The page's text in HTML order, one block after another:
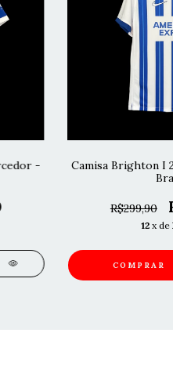
-
Camisa Brighton I
R$299,90
12 x de
COMPRAR